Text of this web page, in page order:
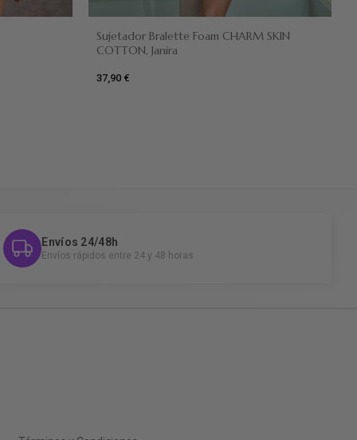
Negro
Sujetador Bralette Foam CHARM SKIN
COTTON, Janira
37,90 €
Envíos 24/48h
Envíos rápidos entre 24 y 48 horas